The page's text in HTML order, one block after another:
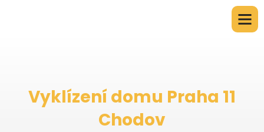
Vyklízení domu Praha 11
Chodov